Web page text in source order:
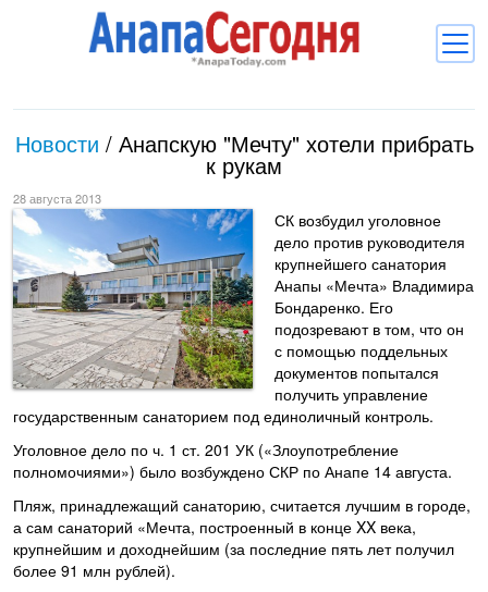
Новости
Блоги
Балачка
Об Анапе
Библиотека
Регистрация
и Вход
Новости / Анапскую "Мечту" хотели прибрать
к рукам
28 августа 2013
СК возбудил уголовное
дело против руководителя
крупнейшего санатория
Анапы «Мечта» Владимира
Бондаренко. Его
подозревают в том, что он
с помощью поддельных
документов попытался
получить управление
государственным санаторием под единоличный контроль.
Уголовное дело по ч. 1 ст. 201 УК («Злоупотребление
полномочиями») было возбуждено СКР по Анапе 14 августа.
Пляж, принадлежащий санаторию, считается лучшим в городе,
а сам санаторий «Мечта, построенный в конце XX века,
крупнейшим и доходнейшим (за последние пять лет получил
более 91 млн рублей).